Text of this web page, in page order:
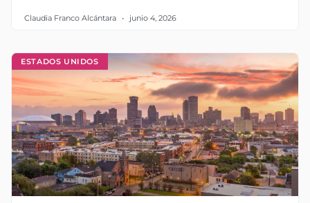
Claudia Franco Alcántara junio 4, 2026
ESTADOS UNIDOS